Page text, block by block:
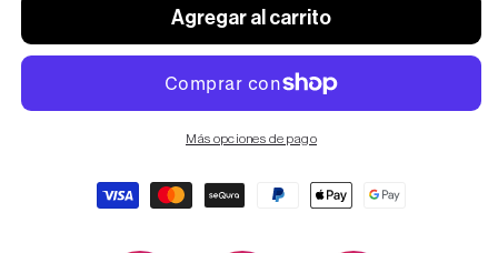
Agregar al carrito
Más opciones de pago